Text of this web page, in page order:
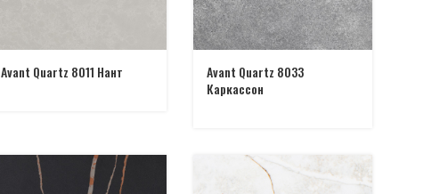
Avant Quartz 8011 Нант
Avant Quartz 8033
Каркассон